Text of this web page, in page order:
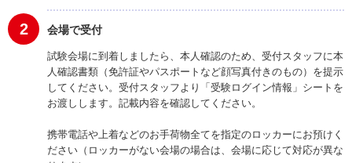
2 会場で受付
試験会場に到着しましたら、本人確認のため、受付スタッフに本
人確認書類（免許証やパスポートなど顔写真付きのもの）を提示
してください。受付スタッフより「受験ログイン情報」シートを
お渡しします。記載内容を確認してください。
携帯電話や上着などのお手荷物全てを指定のロッカーにお預けく
ださい（ロッカーがない会場の場合は、会場に応じて対応が異な